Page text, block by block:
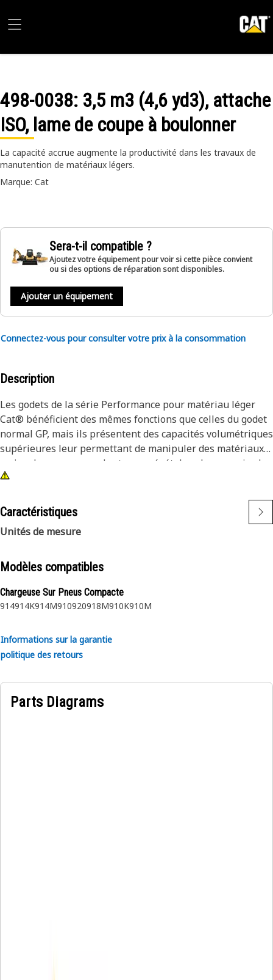
498-0038: 3,5 m3 (4,6 yd3), attache
ISO, lame de coupe à boulonner
La capacité accrue augmente la productivité dans les travaux de
manutention de matériaux légers.
Marque: Cat
Sera-t-il compatible ?
Ajoutez votre équipement pour voir si cette pièce convient
ou si des options de réparation sont disponibles.
Ajouter un équipement
Connectez-vous pour consulter votre prix à la consommation
Description
Les godets de la série Performance pour matériau léger
Cat® bénéficient des mêmes fonctions que celles du godet
normal GP, mais ils présentent des capacités volumétriques
supérieures leur permettant de manipuler des matériaux
moins denses comme des terres végétales, des engrais, des
copeaux de bois, etc.
Caractéristiques
Unités de mesure
Modèles compatibles
Chargeuse Sur Pneus Compacte
914914K914M910920918M910K910M
Informations sur la garantie
politique des retours
Parts Diagrams